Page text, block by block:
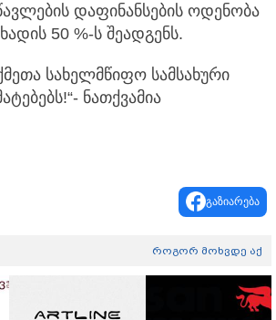
დაფინანსების ოდენობა
50 %-ს შეადგენს.
სახელმწიფო სამსახური
ნათქვამია
გაზიარება
როგორ მოხვდე აქ